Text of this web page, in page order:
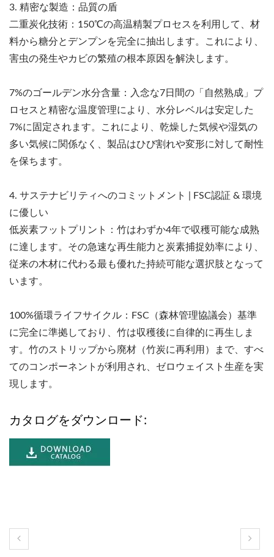
3. 精密な製造：品質の盾
二重炭化技術：150℃の高温精製プロセスを利用して、材
料から糖分とデンプンを完全に抽出します。これにより、
害虫の発生やカビの繁殖の根本原因を解決します。
7%のゴールデン水分含量：入念な7日間の「自然熟成」プ
ロセスと精密な温度管理により、水分レベルは安定した
7%に固定されます。これにより、乾燥した気候や湿気の
多い気候に関係なく、製品はひび割れや変形に対して耐性
を保ちます。
4. サステナビリティへのコミットメント | FSC認証 & 環境
に優しい
低炭素フットプリント：竹はわずか4年で収穫可能な成熟
に達します。その急速な再生能力と炭素捕捉効率により、
従来の木材に代わる最も優れた持続可能な選択肢となって
います。
100%循環ライフサイクル：FSC（森林管理協議会）基準
に完全に準拠しており、竹は収穫後に自律的に再生しま
す。竹のストリップから廃材（竹炭に再利用）まで、すべ
てのコンポーネントが利用され、ゼロウェイスト生産を実
現します。
カタログをダウンロード: